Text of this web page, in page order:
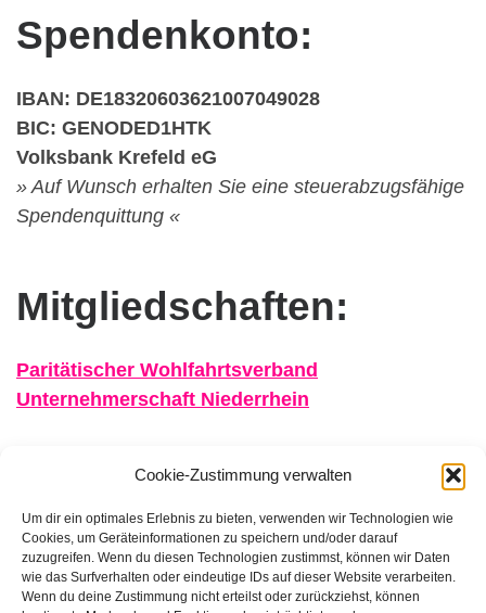
Cookie-Zustimmung verwalten
Um dir ein optimales Erlebnis zu bieten, verwenden wir Technologien wie
Cookies, um Geräteinformationen zu speichern und/oder darauf
zuzugreifen. Wenn du diesen Technologien zustimmst, können wir Daten
wie das Surfverhalten oder eindeutige IDs auf dieser Website verarbeiten.
Wenn du deine Zustimmung nicht erteilst oder zurückziehst, können
Spendenkonto:
IBAN: DE18320603621007049028
BIC: GENODED1HTK
Volksbank Krefeld eG
» Auf Wunsch erhalten Sie eine steuerabzugsfähige
Spendenquittung «
Mitgliedschaften:
Paritätischer Wohlfahrtsverband
Unternehmerschaft Niederrhein
FFB e.V. • Benraderstr. 189 • 47804 Krefeld • Tel. 0 21 51 – 610